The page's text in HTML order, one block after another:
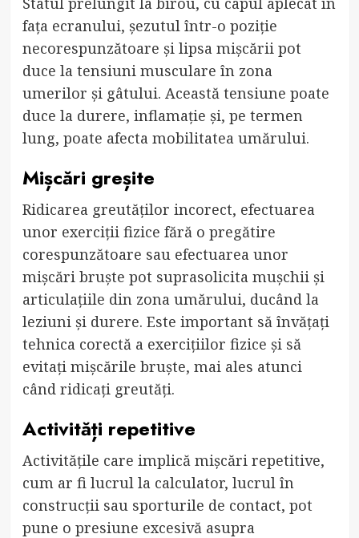
fața ecranului, șezutul într-o poziție
necorespunzătoare și lipsa mișcării pot
duce la tensiuni musculare în zona
umerilor și gâtului. Această tensiune poate
duce la durere, inflamație și, pe termen
lung, poate afecta mobilitatea umărului.
Mișcări greșite
Ridicarea greutăților incorect, efectuarea
unor exerciții fizice fără o pregătire
corespunzătoare sau efectuarea unor
mișcări bruște pot suprasolicita mușchii și
articulațiile din zona umărului, ducând la
leziuni și durere. Este important să învățați
tehnica corectă a exercițiilor fizice și să
evitați mișcările bruște, mai ales atunci
când ridicați greutăți.
Activități repetitive
Activitățile care implică mișcări repetitive,
cum ar fi lucrul la calculator, lucrul în
construcții sau sporturile de contact, pot
pune o presiune excesivă asupra